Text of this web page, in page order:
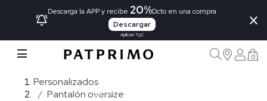
Descarga la APP y recibe 20%Dcto en una compra
Descargar
Aplican TyC
×
0
Personalizados
Pantalón oversize